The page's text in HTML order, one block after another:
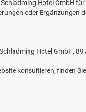
Hotel GmbH
oder Ergänzungen
Hotel GmbH,
konsultieren, finden